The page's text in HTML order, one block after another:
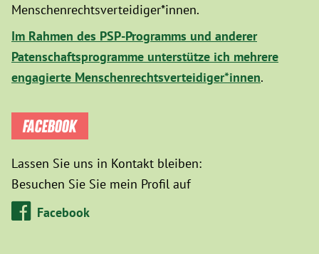
Menschenrechtsverteidiger*innen.
Im Rahmen des PSP-Programms und anderer
Patenschaftsprogramme unterstütze ich mehrere
engagierte Menschenrechtsverteidiger*innen.
FACEBOOK
Lassen Sie uns in Kontakt bleiben:
Besuchen Sie Sie mein Profil auf
Facebook